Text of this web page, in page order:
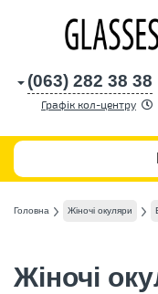
(063) 282 38 38
Графік кол-центру
Головна Жіночі окуляри
Жіночі